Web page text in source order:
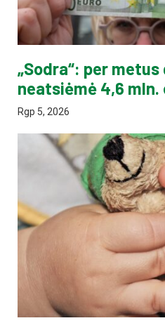
„Sodra“: per
neatsiėmė 4,6
Rgp 5, 2026